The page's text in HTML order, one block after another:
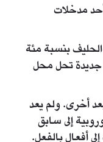
مدخلات
الحليف بنسبة مئة
جديدة تحل محل
أخرى. ولم يعد
إلى سابق
أفعال بالفعل.